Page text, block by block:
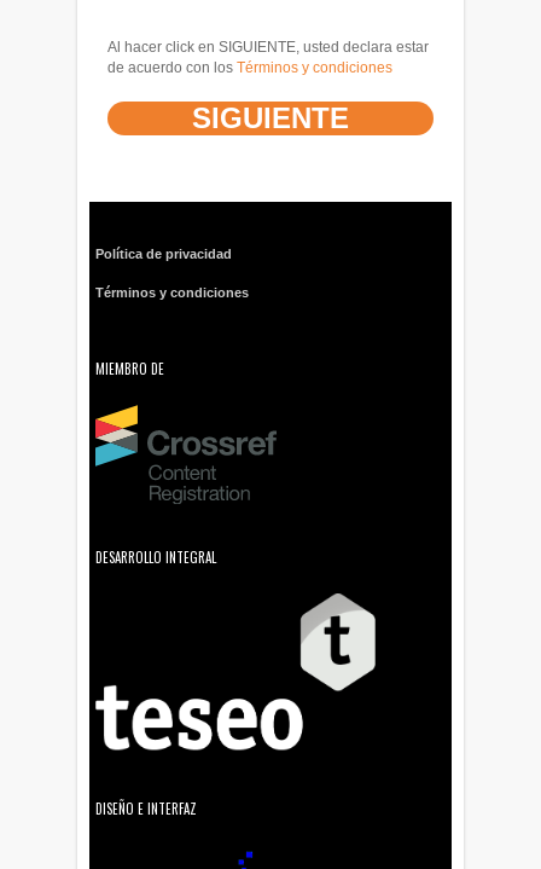
Al hacer click en SIGUIENTE, usted declara estar
de acuerdo con los Términos y condiciones
Política de privacidad
Términos y condiciones
MIEMBRO DE
DESARROLLO INTEGRAL
DISEÑO E INTERFAZ